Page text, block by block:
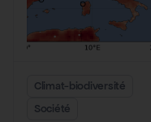
Climat-biodiversité
Société